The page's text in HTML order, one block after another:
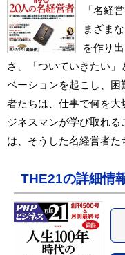
「名経
まざま
を作り
さ、「ついていきたい
ベーションを起こし、
者たちは、仕事で何を
ジネスマンが学び取れ
は、そうした名経営者た
THE21の詳細情